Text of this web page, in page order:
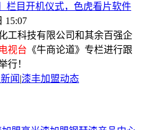
栏目开机仪式，色虎看片软件
15:07
工科技有限公司和其余百强企
视台 《牛商论道》专栏进行跟
行！
闻 |漆丰加盟动态